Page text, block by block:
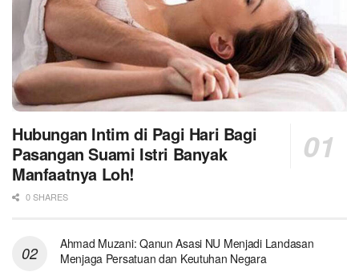
Hubungan Intim di Pagi Hari Bagi
Pasangan Suami Istri Banyak
Manfaatnya Loh!
0 SHARES
Ahmad Muzani: Qanun Asasi NU Menjadi Landasan
Menjaga Persatuan dan Keutuhan Negara